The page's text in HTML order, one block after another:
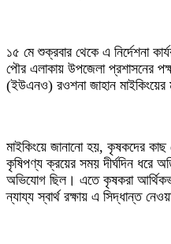
১৫ মে শুক্রবার থেকে এ নির্দেশনা
পৌর এলাকায় উপজেলা প্রশাসনের পক্ষ
(ইউএনও) রওশনা জাহান মাইকিংয়ের
মাইকিংয়ে জানানো হয়, কৃষকদের
কৃষিপণ্য ক্রয়ের সময় দীর্ঘদিন ধরে
অভিযোগ ছিল। এতে কৃষকরা
ন্যায্য স্বার্থ রক্ষায় এ সিদ্ধান্ত